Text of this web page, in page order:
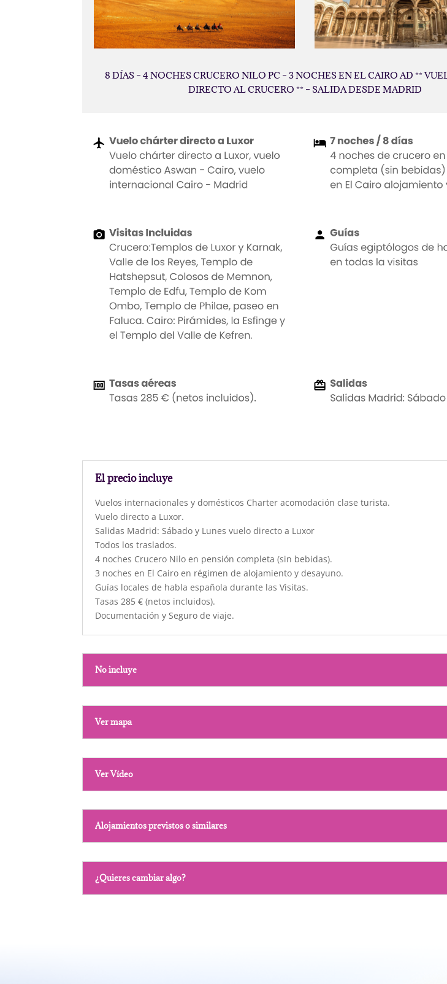
8 DÍAS – 4 NOCHES CRUCERO NILO PC – 3 NOCHES EN EL CAIRO AD **
DIRECTO AL CRUCERO ** – SALIDA DESDE MADRID
El precio incluye
Vuelos internacionales y domésticos Charter acomodación clase turista.
Vuelo directo a Luxor.
Salidas Madrid: Sábado y Lunes vuelo directo a Luxor
Todos los traslados.
4 noches Crucero Nilo en pensión completa (sin bebidas).
3 noches en El Cairo en régimen de alojamiento y desayuno.
Guías locales de habla española durante las Visitas.
Tasas 285 € (netos incluidos).
Documentación y Seguro de viaje.
No incluye
Ver mapa
Ver Vídeo
Alojamientos previstos o similares
¿Quieres cambiar algo?